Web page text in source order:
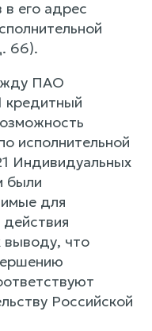
его адрес
66).
ПАО
кредитный
исполнительной
Индивидуальных
были
для
выводу, что
Российской